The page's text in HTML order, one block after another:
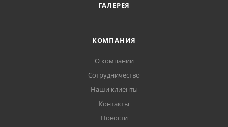
ГАЛЕРЕЯ
КОМПАНИЯ
О компании
Сотрудничество
Наши клиенты
Контакты
Новости